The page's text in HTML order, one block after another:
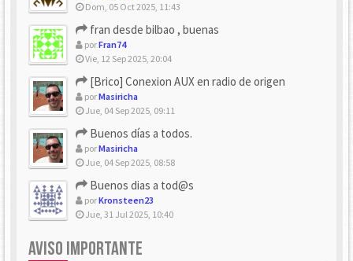
Dom, 05 Oct 2025, 11:43
fran desde bilbao , buenas
porFran74
Vie, 12 Sep 2025, 20:04
[Brico] Conexion AUX en radio de origen
porMasiricha
Jue, 04 Sep 2025, 09:11
Buenos días a todos.
porMasiricha
Jue, 04 Sep 2025, 08:58
Buenos dias a tod@s
porKronsteen23
Jue, 31 Jul 2025, 10:40
AVISO IMPORTANTE